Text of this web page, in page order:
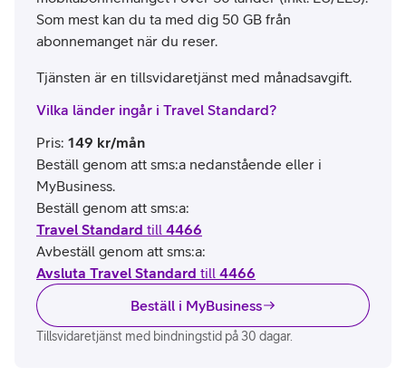
Som mest kan du ta med dig 50 GB från
abonnemanget när du reser.
Tjänsten är en tillsvidaretjänst med månadsavgift.
Vilka länder ingår i Travel Standard?
Pris: 149 kr/mån
Beställ genom att sms:a nedanstående eller i
MyBusiness.
Beställ genom att sms:a:
Travel Standard till 4466
Avbeställ genom att sms:a:
Avsluta Travel Standard till 4466
Beställ i MyBusiness
Tillsvidaretjänst med bindningstid på 30 dagar.